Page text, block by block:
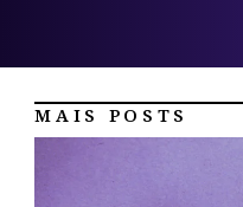
MAIS POSTS